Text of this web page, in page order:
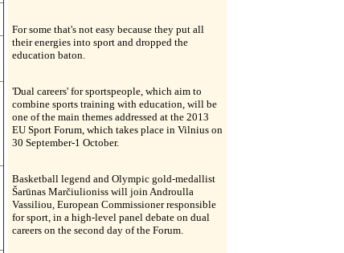
For some that's not easy because they put all
their energies into sport and dropped the
education baton.
'Dual careers' for sportspeople, which aim to
combine sports training with education, will be
one of the main themes addressed at the 2013
EU Sport Forum, which takes place in Vilnius on
30 September-1 October.
Basketball legend and Olympic gold-medallist
Šarūnas Marčiulioniss will join Androulla
Vassiliou, European Commissioner responsible
for sport, in a high-level panel debate on dual
careers on the second day of the Forum.